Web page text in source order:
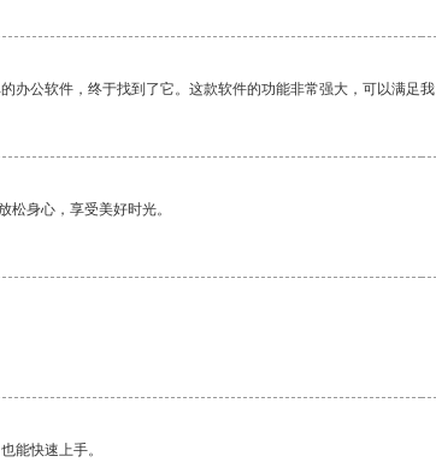
办公软件，终于找到了它。这款软件的功能非常强大，可以满足
松身心，享受美好时光。
能快速上手。